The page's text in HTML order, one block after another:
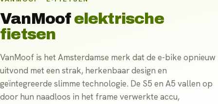
VanMoof elektrische
fietsen
VanMoof is het Amsterdamse merk dat de e-bike opnieuw
uitvond met een strak, herkenbaar design en
geïntegreerde slimme technologie. De S5 en A5 vallen op
door hun naadloos in het frame verwerkte accu,